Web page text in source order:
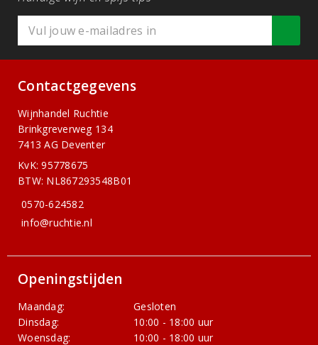
Contactgegevens
Wijnhandel Ruchtie
Brinkgreverweg 134
7413 AG Deventer
KvK: 95778675
BTW: NL867293548B01
0570-624582
info@ruchtie.nl
Openingstijden
Maandag:
Gesloten
Dinsdag:
10:00 - 18:00 uur
Woensdag:
10:00 - 18:00 uur